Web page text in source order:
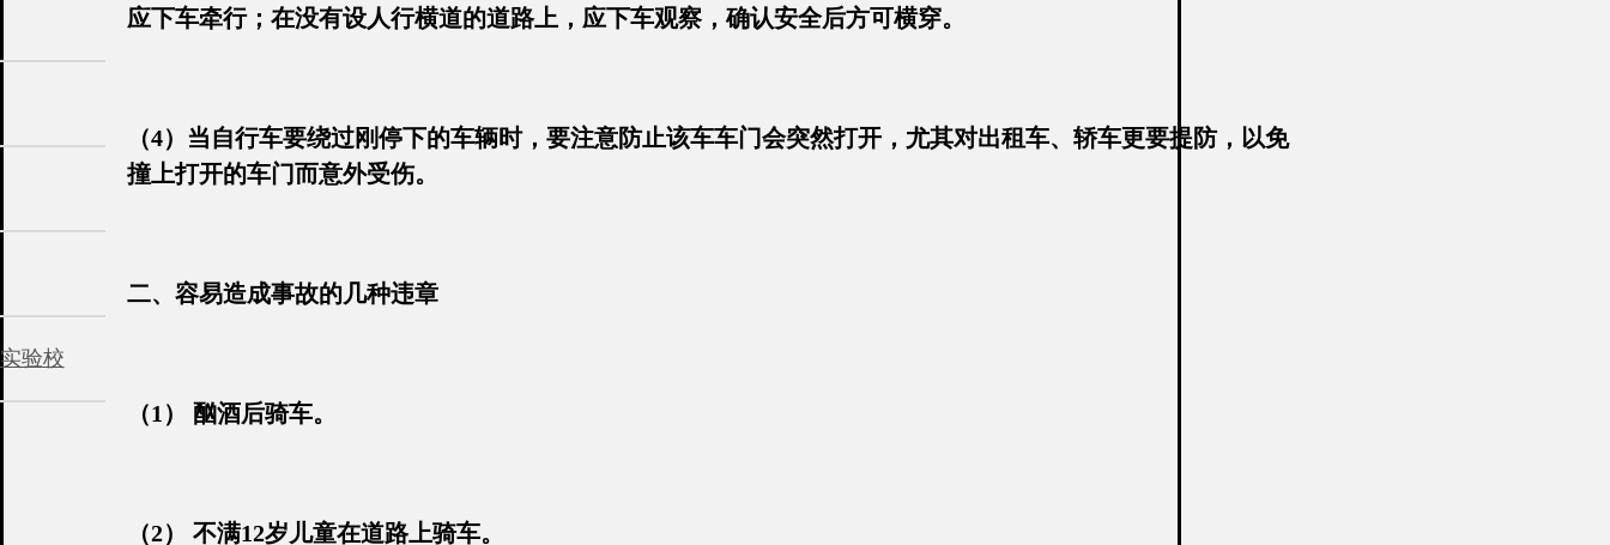
应下车牵行；在没有设人行横道的道路上，应下车观察，确认安全后方可横穿。
（4）当自行车要绕过刚停下的车辆时，要注意防止该车车门会突然打开，尤其对出租车、轿车更要提防，以免
撞上打开的车门而意外受伤。
二、容易造成事故的几种违章
（1） 酗酒后骑车。
（2） 不满12岁儿童在道路上骑车。
验校